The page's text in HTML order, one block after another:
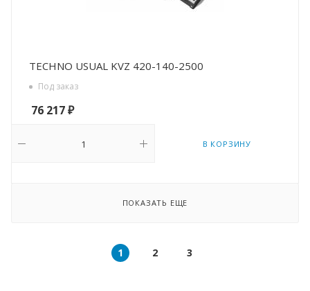
TECHNO USUAL KVZ 420-140-2500
Под заказ
76 217₽
В КОРЗИНУ
ПОКАЗАТЬ ЕЩЕ
1 2 3